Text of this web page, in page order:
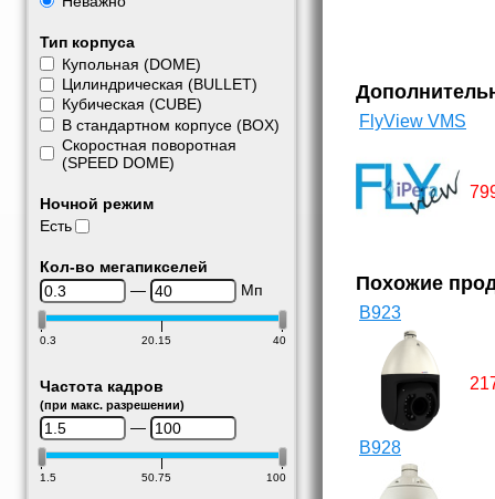
Тип корпуса
Купольная (DOME)
Цилиндрическая (BULLET)
Кубическая (CUBE)
В стандартном корпусе (BOX)
Скоростная поворотная
(SPEED DOME)
Ночной режим
Есть
Кол-во мегапикселей
—
Мп
0.3 20.15 40
Частота кадров
(при макс. разрешении)
—
1.5 50.75 100
FlyView VMS
Похожие
B923
B928